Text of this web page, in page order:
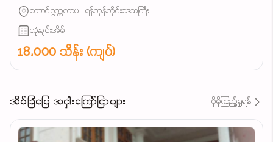
Yangon/
တောင်ဥက္ကလာပ | ရန်ကုန်တိုင်းဒေသကြီး
လုံးချင်းအိမ်
18,000 သိန်း (ကျပ်)
အိမ်ခြံမြေ အငှါးကြော်ငြာများ ပိုမိုကြည့်ရှုရန်